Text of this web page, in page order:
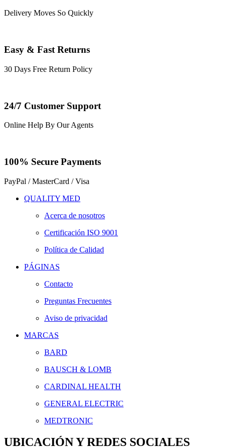
Delivery Moves So Quickly
Easy & Fast Returns
30 Days Free Return Policy
24/7 Customer Support
Online Help By Our Agents
100% Secure Payments
PayPal / MasterCard / Visa
QUALITY MED
Acerca de nosotros
Certificación ISO 9001
Política de Calidad
PÁGINAS
Contacto
Preguntas Frecuentes
Aviso de privacidad
MARCAS
BARD
BAUSCH & LOMB
CARDINAL HEALTH
GENERAL ELECTRIC
MEDTRONIC
UBICACIÓN Y REDES SOCIALES